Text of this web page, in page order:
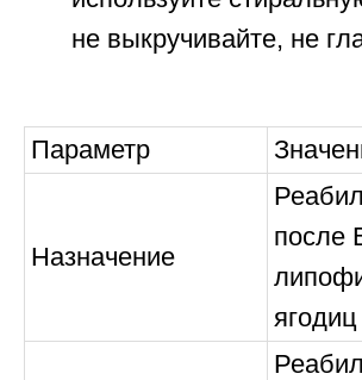
не выкручивайте, не
Параметр
Назначение
после
ягодиц